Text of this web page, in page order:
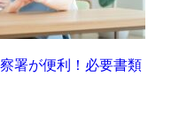
署が便利！必要書類